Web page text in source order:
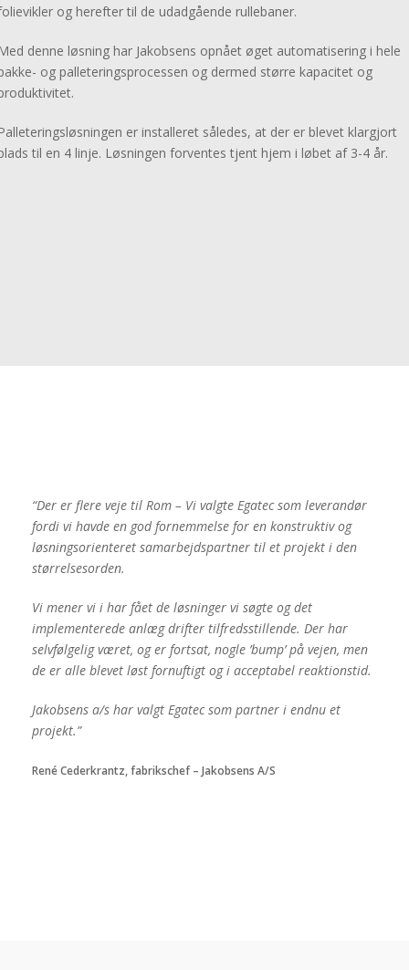
Seneste nyt
Meet us at PotatoEurope 2026, September 9th and 10th in
Hannover
Besøg os på Fruit attraction i Madrid, 6-8 Oktober 2026
og herefter til de udadgående rullebaner.
denne løsning har Jakobsens opnået øget automatisering i hele
og palleteringsprocessen og dermed større kapacitet og
er installeret således, at der er blevet klargjort
til en 4 linje. Løsningen forventes tjent hjem i løbet af 3-4 år.
“Der er flere veje til Rom – Vi valgte Egatec som leverandør
fordi vi havde en god fornemmelse for en konstruktiv og
løsningsorienteret samarbejdspartner til et projekt i den
størrelsesorden.
Vi mener vi i har fået de løsninger vi søgte og det
implementerede anlæg drifter tilfredsstillende. Der har
selvfølgelig været, og er fortsat, nogle ’bump’ på vejen, men
de er alle blevet løst fornuftigt og i acceptabel reaktionstid.
Jakobsens a/s har valgt Egatec som partner i endnu et
projekt.”
René Cederkrantz, fabrikschef – Jakobsens A/S